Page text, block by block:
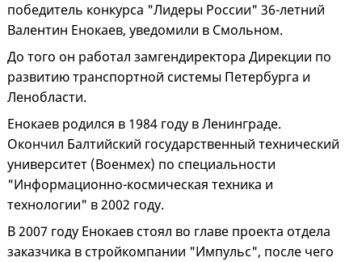
победитель конкурса "Лидеры России" 36-летний
Валентин Енокаев, уведомили в Смольном.
До того он работал замгендиректора Дирекции по
развитию транспортной системы Петербурга и
Ленобласти.
Енокаев родился в 1984 году в Ленинграде.
Окончил Балтийский государственный технический
университет (Военмех) по специальности
"Информационно-космическая техника и
технологии" в 2002 году.
В 2007 году Енокаев стоял во главе проекта отдела
заказчика в стройкомпании "Импульс", после чего